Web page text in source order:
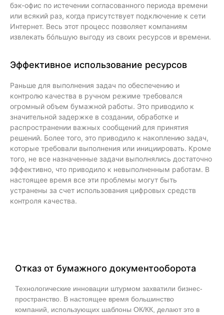
бэк-офис по истечении согласованного периода времени
или всякий раз, когда присутствует подключение к сети
Интернет. Весь этот процесс позволяет компаниям
извлекать бóльшую выгоду из своих ресурсов и времени.
Эффективное использование ресурсов
Раньше для выполнения задач по обеспечению и
контролю качества в ручном режиме требовался
огромный объем бумажной работы. Это приводило к
значительной задержке в создании, обработке и
распространении важных сообщений для принятия
решений. Более того, это приводило к накоплению задач,
которые требовали выполнения или инициировать. Кроме
того, не все назначенные задачи выполнялись достаточно
эффективно, что приводило к невыполненным работам. В
настоящее время все эти проблемы могут быть
устранены за счет использования цифровых средств
контроля качества.
Отказ от бумажного документооборота
Технологические инновации штурмом захватили бизнес-
пространство. В настоящее время большинство
компаний, использующих шаблоны ОК/КК, делают это в